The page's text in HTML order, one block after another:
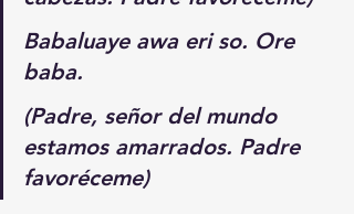
Babaluaye awa eri so. Ore
baba.
(Padre, señor del mundo
estamos amarrados. Padre
favoréceme)